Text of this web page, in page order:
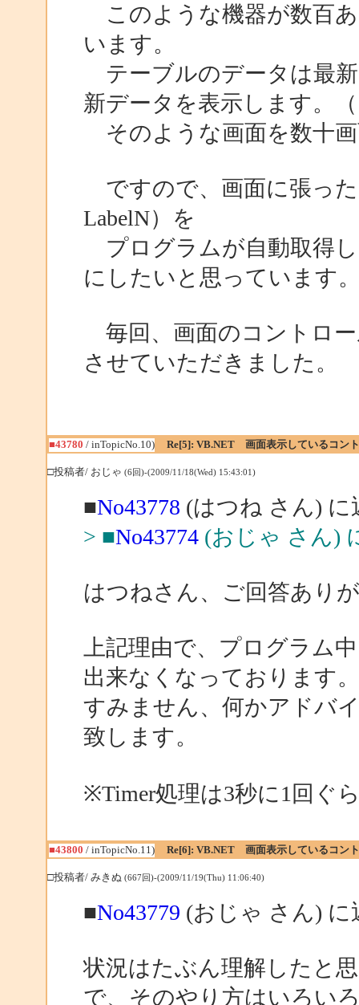
このような機器が数百
います。
テーブルのデータは最
新データを表示します。
そのような画面を数十
ですので、画面に張った
LabelN）を
プログラムが自動取得
にしたいと思っています
毎回、画面のコントロ
させていただきました。
■43780 / inTopicNo.10) Re[5]: VB.NET 画面表示しているコン
□投稿者/ おじゃ (6回)-(2009/11/18(Wed) 15:43:01)
■No43778 (はつね さん) に
> ■No43774(おじゃ さん)
はつねさん、ご回答あり
上記理由で、プログラム
出来なくなっております。
すみません、何かアドバ
致します。
※Timer処理は3秒に1回ぐ
■43800 / inTopicNo.11) Re[6]: VB.NET 画面表示しているコン
□投稿者/ みきぬ (667回)-(2009/11/19(Thu) 11:06:40)
■No43779 (おじゃ さん) に
状況はたぶん理解したと
で、そのやり方はいろい